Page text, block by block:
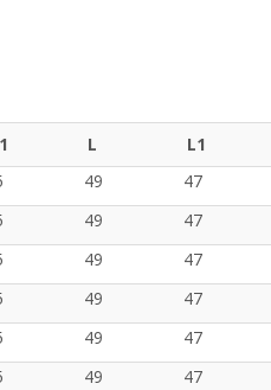
L L1
49 47
49 47
49 47
49 47
49 47
49 47